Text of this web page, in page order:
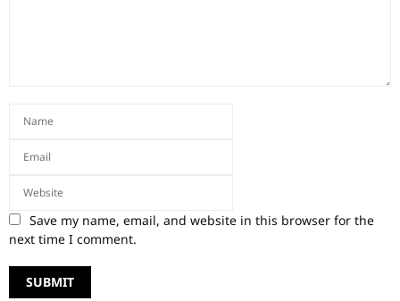
Save my name, email, and website in this browser for the
next time I comment.